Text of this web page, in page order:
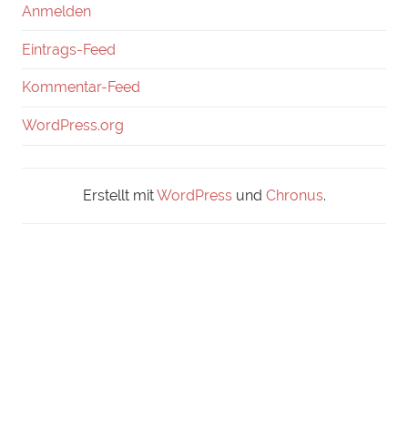
Anmelden
Eintrags-Feed
Kommentar-Feed
WordPress.org
Erstellt mitWordPressund Chronus.